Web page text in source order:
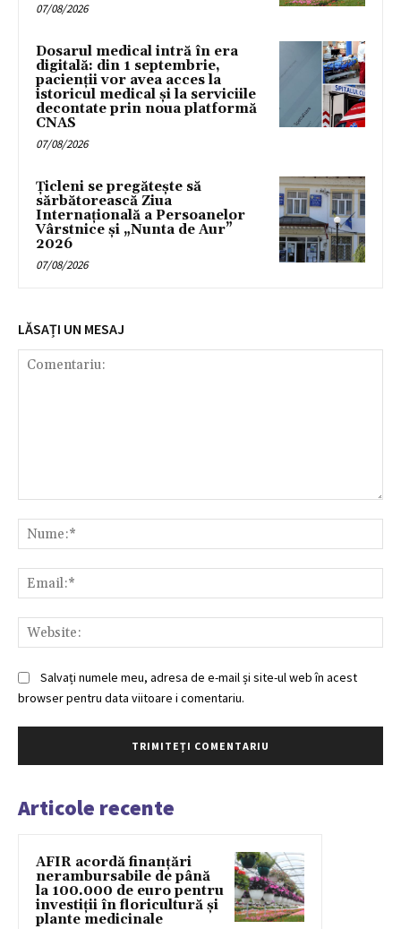
07/08/2026
Dosarul medical intră în era
digitală: din 1 septembrie,
pacienții vor avea acces la
istoricul medical și la serviciile
decontate prin noua platformă
CNAS
07/08/2026
Țicleni se pregătește să
sărbătorească Ziua
Internațională a Persoanelor
Vârstnice și „Nunta de Aur”
2026
07/08/2026
LĂSAȚI UN MESAJ
Salvați numele meu, adresa de e-mail și site-ul web în acest
browser pentru data viitoare i comentariu.
Articole recente
AFIR acordă finanțări
nerambursabile de până
la 100.000 de euro pentru
investiții în floricultură și
plante medicinale